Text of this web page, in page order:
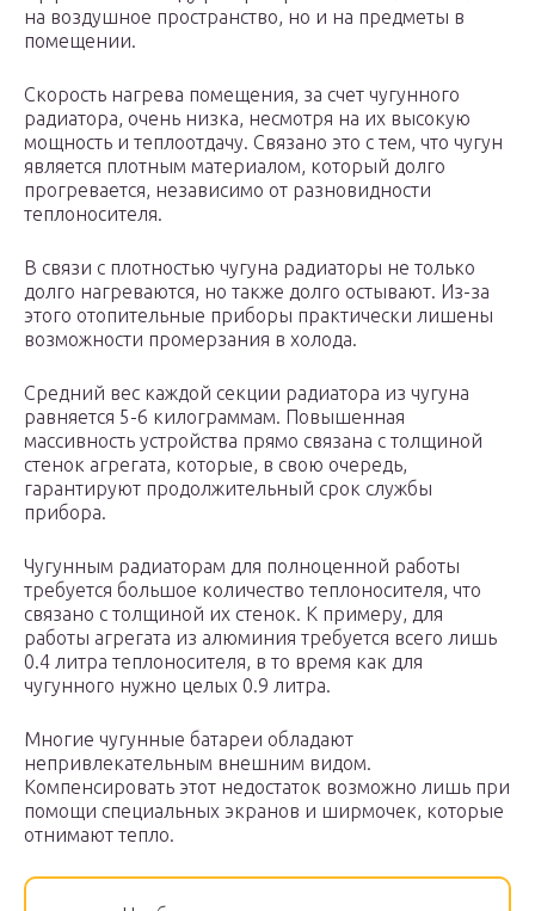
на воздушное пространство, но и на предметы в
помещении.
Скорость нагрева помещения, за счет чугунного
радиатора, очень низка, несмотря на их высокую
мощность и теплоотдачу. Связано это с тем, что чугун
является плотным материалом, который долго
прогревается, независимо от разновидности
теплоносителя.
В связи с плотностью чугуна радиаторы не только
долго нагреваются, но также долго остывают. Из-за
этого отопительные приборы практически лишены
возможности промерзания в холода.
Средний вес каждой секции радиатора из чугуна
равняется 5-6 килограммам. Повышенная
массивность устройства прямо связана с толщиной
стенок агрегата, которые, в свою очередь,
гарантируют продолжительный срок службы
прибора.
Чугунным радиаторам для полноценной работы
требуется большое количество теплоносителя, что
связано с толщиной их стенок. К примеру, для
работы агрегата из алюминия требуется всего лишь
0.4 литра теплоносителя, в то время как для
чугунного нужно целых 0.9 литра.
Многие чугунные батареи обладают
непривлекательным внешним видом.
Компенсировать этот недостаток возможно лишь при
помощи специальных экранов и ширмочек, которые
отнимают тепло.